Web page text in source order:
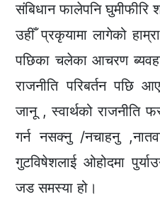
संबिधान फालेपनि घुमीफीरि
उहीँ प्रकृयामा लागेको
पछिका चलेका आचरण
राजनीति परिबर्तन पछि
जानू , स्वार्थको राजनीति
गर्न नसक्नु /नचाहनु
गुटविषेशलाई ओहोदमा
जड समस्या हो।